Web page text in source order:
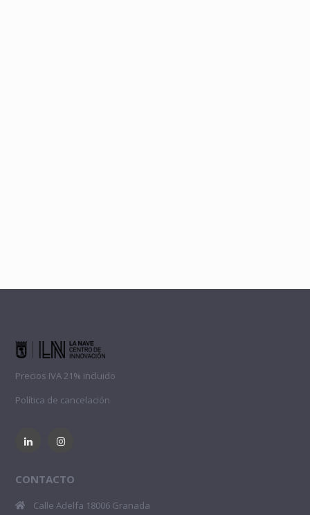
Precios IVA 21% incluido
Política de cancelación
CONTACTO
Calle Adelfa 18006 Granada